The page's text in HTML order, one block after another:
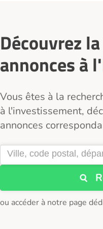
Découvrez
annonces à l'
Vous êtes à la
à l'investissement,
annonces
ou accéder à notre page